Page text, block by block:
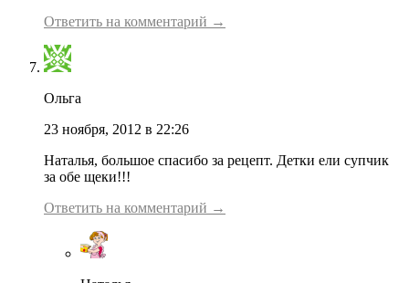
Ответить на комментарий →
Ольга
23 ноября, 2012 в 22:26
Наталья, большое спасибо за рецепт. Детки ели супчик
за обе щеки!!!
Ответить на комментарий →